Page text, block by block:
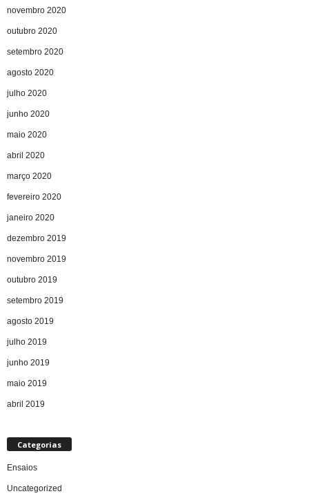
novembro 2020
outubro 2020
setembro 2020
agosto 2020
julho 2020
junho 2020
maio 2020
abril 2020
março 2020
fevereiro 2020
janeiro 2020
dezembro 2019
novembro 2019
outubro 2019
setembro 2019
agosto 2019
julho 2019
junho 2019
maio 2019
abril 2019
Categorias
Ensaios
Uncategorized